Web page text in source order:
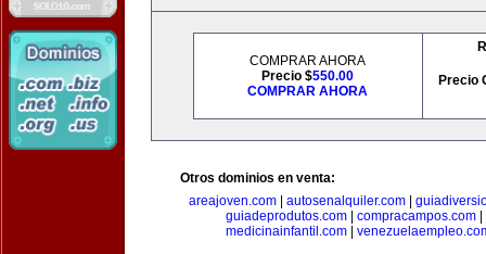
COMPRAR AHORA
Precio $550.00
COMPRAR AHORA
Precio
Otros dominios en venta:
areajoven.com| autosenalquiler.com|
guiadeprodutos.com| compracampos.com|
medicinainfantil.com|